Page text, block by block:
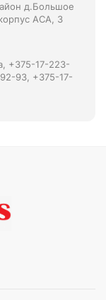
д.Большое
АСА, 3
+375-17-223-
93, +375-17-